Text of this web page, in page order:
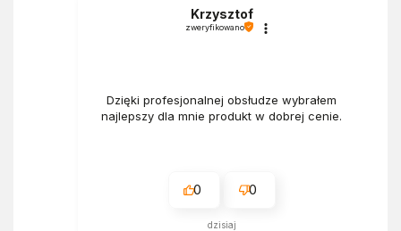
Krzysztof
zweryfikowano
Dzięki profesjonalnej obsłudze wybrałem
najlepszy dla mnie produkt w dobrej cenie.
0 0
dzisiaj